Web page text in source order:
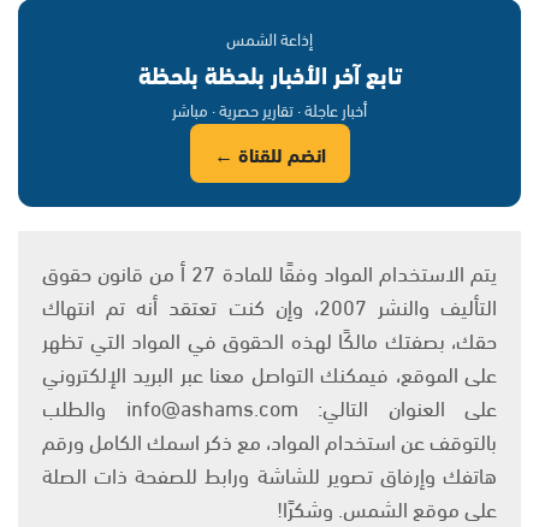
إذاعة الشمس
تابع آخر الأخبار بلحظة بلحظة
أخبار عاجلة · تقارير حصرية · مباشر
انضم للقناة ←
يتم الاستخدام المواد وفقًا للمادة 27 أ من قانون حقوق
التأليف والنشر 2007، وإن كنت تعتقد أنه تم انتهاك
حقك، بصفتك مالكًا لهذه الحقوق في المواد التي تظهر
على الموقع، فيمكنك التواصل معنا عبر البريد الإلكتروني
على العنوان التالي: info@ashams.com والطلب
بالتوقف عن استخدام المواد، مع ذكر اسمك الكامل ورقم
هاتفك وإرفاق تصوير للشاشة ورابط للصفحة ذات الصلة
على موقع الشمس. وشكرًا!